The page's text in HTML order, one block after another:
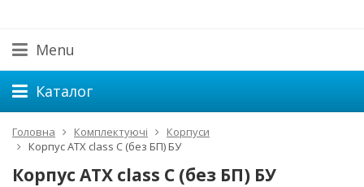
Menu
Каталог
Головна Комплектуючі
Корпуси
Корпус ATX class C (без БП) БУ
Корпус ATX class C (без БП) БУ